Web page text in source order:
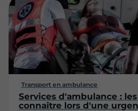
alternative, ses avantages,
fonctionnement, ainsi que
système de santé.
Transport en ambulance
Services d'ambulance :
connaître lors d'une